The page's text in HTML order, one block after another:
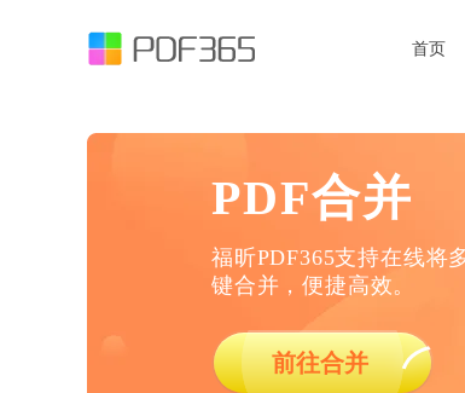
首页
PDF合并
福昕PDF365支持在线将
键合并，便捷高效。
前往合并